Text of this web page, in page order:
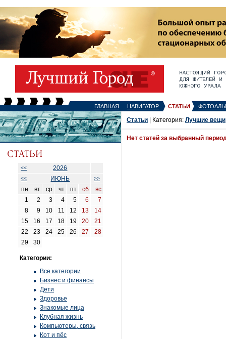
ГЛАВНАЯ НАВИГАТОР СТАТЬИ
<< 2026
<< ИЮНЬ >>
пн вт ср чт пт сб
вс
1
2 3 4 5 6
7
8
9 10 11 12 13
14
15
16 17 18 19 20
21
22
23 24 25 26 27
28
29
30
Категории:
Все категории
Бизнес и финансы
Дети
Здоровье
Знакомые лица
Клубная жизнь
Компьютеры, связь
Кот и пёс
Статьи | Категория: Лучшие вещи
Нет статей за выбранный